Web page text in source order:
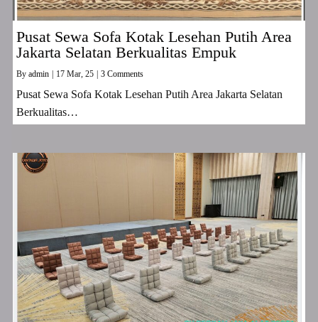
Pusat Sewa Sofa Kotak Lesehan Putih Area
Jakarta Selatan Berkualitas Empuk
By admin 17 Mar, 25 3 Comments
Pusat Sewa Sofa Kotak Lesehan Putih Area Jakarta Selatan
Berkualitas…